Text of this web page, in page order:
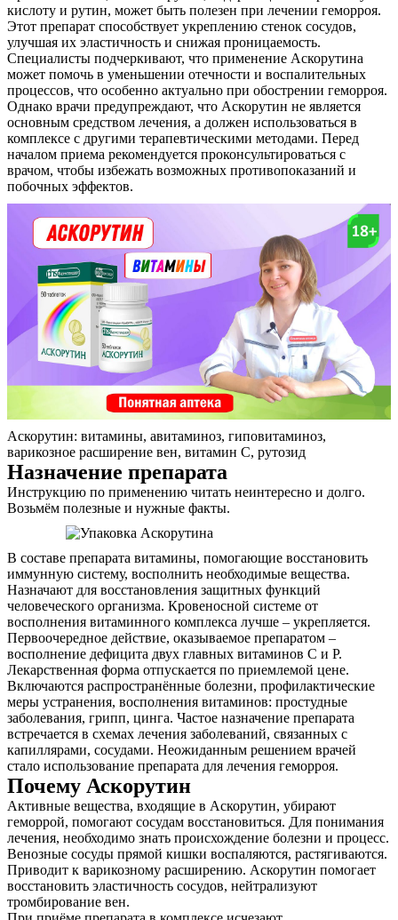
кислоту и рутин, может быть полезен при лечении геморроя.
Этот препарат способствует укреплению стенок сосудов,
улучшая их эластичность и снижая проницаемость.
Специалисты подчеркивают, что применение Аскорутина
может помочь в уменьшении отечности и воспалительных
процессов, что особенно актуально при обострении геморроя.
Однако врачи предупреждают, что Аскорутин не является
основным средством лечения, а должен использоваться в
комплексе с другими терапевтическими методами. Перед
началом приема рекомендуется проконсультироваться с
врачом, чтобы избежать возможных противопоказаний и
побочных эффектов.
Аскорутин: витамины, авитаминоз, гиповитаминоз,
варикозное расширение вен, витамин С, рутозид
Назначение препарата
Инструкцию по применению читать неинтересно и долго.
Возьмём полезные и нужные факты.
В составе препарата витамины, помогающие восстановить
иммунную систему, восполнить необходимые вещества.
Назначают для восстановления защитных функций
человеческого организма. Кровеносной системе от
восполнения витаминного комплекса лучше – укрепляется.
Первоочередное действие, оказываемое препаратом –
восполнение дефицита двух главных витаминов С и Р.
Лекарственная форма отпускается по приемлемой цене.
Включаются распространённые болезни, профилактические
меры устранения, восполнения витаминов: простудные
заболевания, грипп, цинга. Частое назначение препарата
встречается в схемах лечения заболеваний, связанных с
капиллярами, сосудами. Неожиданным решением врачей
стало использование препарата для лечения геморроя.
Почему Аскорутин
Активные вещества, входящие в Аскорутин, убирают
геморрой, помогают сосудам восстановиться. Для понимания
лечения, необходимо знать происхождение болезни и процесс.
Венозные сосуды прямой кишки воспаляются, растягиваются.
Приводит к варикозному расширению. Аскорутин помогает
восстановить эластичность сосудов, нейтрализуют
тромбирование вен.